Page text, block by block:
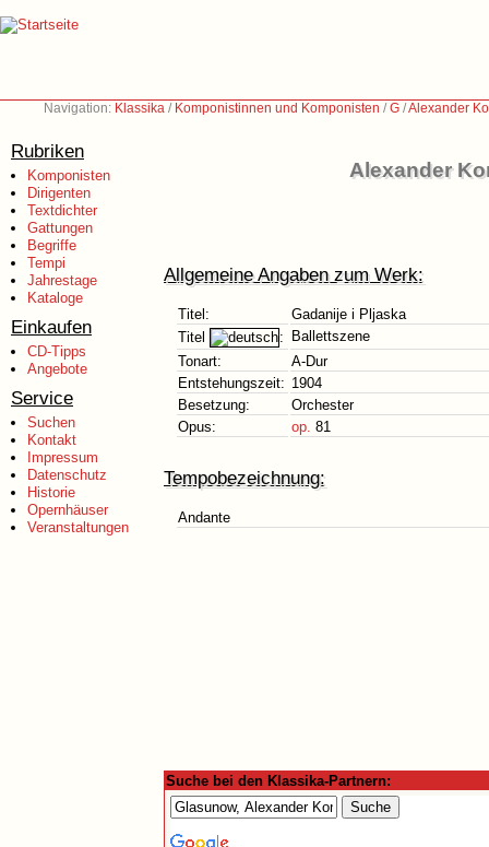
Navigation: Klassika / Komponistinnen und Komponisten /G /Alexander
Rubriken
Komponisten
Dirigenten
Textdichter
Gattungen
Begriffe
Tempi
Jahrestage
Kataloge
Einkaufen
CD-Tipps
Angebote
Service
Suchen
Kontakt
Impressum
Datenschutz
Historie
Opernhäuser
Veranstaltungen
Alexander
Allgemeine Angaben zum Werk:
Titel:
Gadanije i Pljaska
Titel
:
Ballettszene
Tonart:
A-Dur
Entstehungszeit: 1904
Besetzung:
Orchester
Opus:
op. 81
Tempobezeichnung:
Andante
Suche bei den Klassika-Partnern: